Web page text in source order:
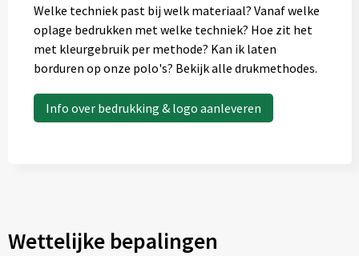
Welke techniek past bij welk materiaal? Vanaf welke
oplage bedrukken met welke techniek? Hoe zit het
met kleurgebruik per methode? Kan ik laten
borduren op onze polo's? Bekijk alle drukmethodes.
Info over bedrukking & logo aanleveren
Wettelijke bepalingen